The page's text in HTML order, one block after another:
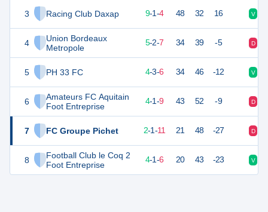
3 Racing Club Daxap
4
Union Bordeaux
Metropole
5 PH 33 FC
6
Amateurs FC Aquitain
Foot Entreprise
7 FC Groupe Pichet
8
Football Club le Coq 2
Foot Entreprise
28 9-1-4 48 32 16 V
17 5-2-7 34 39 -5 D
4-3-6 34 46 -12 V
13 14 4-1-9 43 52 -9 D
7 2-1-11 21 48 -27 D
10 14 4-1-6 20 43 -23 V